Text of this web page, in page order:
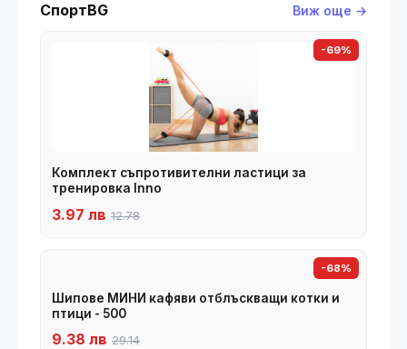
СпортBG Виж още →
-69%
Комплект съпротивителни ластици за
тренировка Inno
3.97 лв 12.78
-68%
Шипове МИНИ кафяви отблъскващи котки и
птици - 500
9.38 лв 29.14